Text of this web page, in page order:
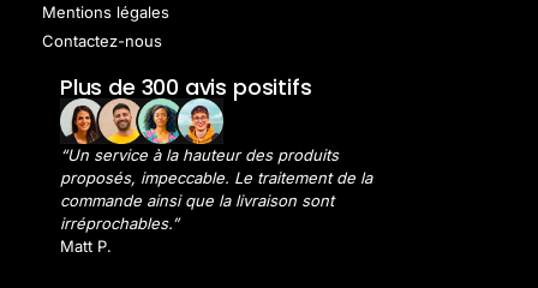
Mentions légales
Contactez-nous
Plus de 300 avis positifs
“Un service à la hauteur des produits
proposés, impeccable. Le traitement de la
commande ainsi que la livraison sont
irréprochables.”
Matt P.